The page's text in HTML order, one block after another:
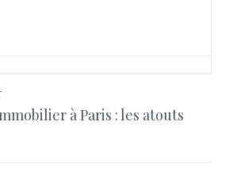
à Paris : les atouts